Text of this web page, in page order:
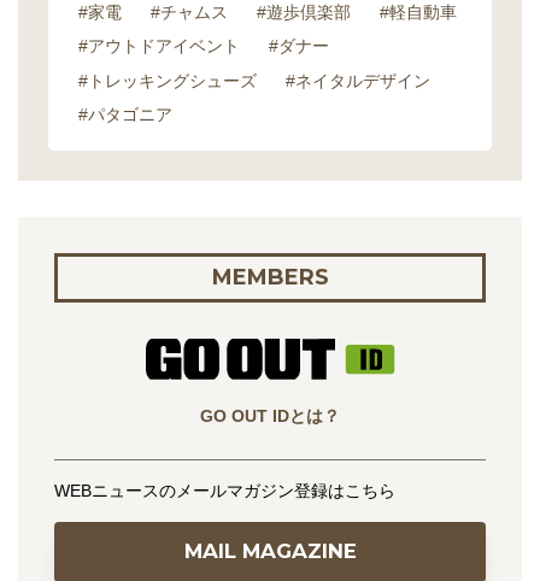
#家電 #チャムス #遊歩倶楽部
#軽自動車
#アウトドアイベント
#ダナー
#トレッキングシューズ
#ネイタルデザイン
#パタゴニア
MEMBERS
GO OUT IDとは？
WEBニュースのメールマガジン登録はこちら
MAIL MAGAZINE